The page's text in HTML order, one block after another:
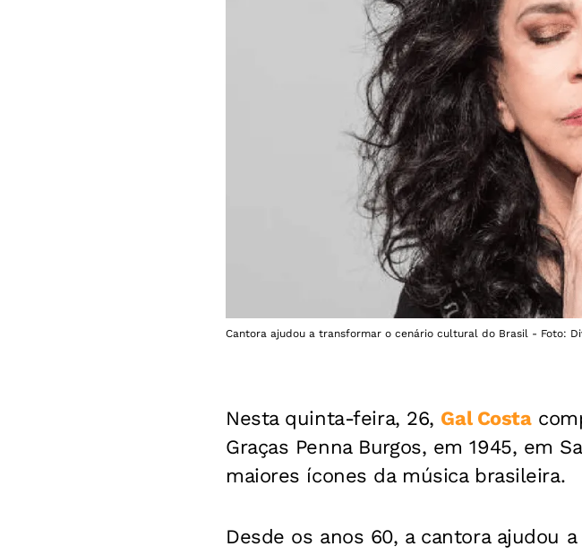
Cantora ajudou a transformar o cenário cultural do Brasil - Foto:
Nesta quinta-feira, 26, Gal Costa
Graças Penna Burgos, em 1945, em
maiores ícones da música brasileira.
Desde os anos 60, a cantora ajudou